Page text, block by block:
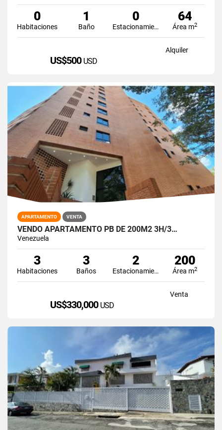
0
Habitaciones
1
Baño
0
Estacionamiento
64
Área m2
Alquiler
US$500 USD
APARTAMENTO VENTA
VENDO APARTAMENTO PB DE 200M2 3H/3…
Venezuela
3
Habitaciones
3
Baños
2
Estacionamiento
200
Área m2
Venta
US$330,000 USD